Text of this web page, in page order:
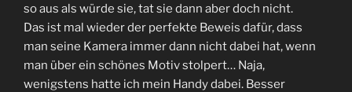
so aus als würde sie, tat sie dann aber doch nicht.
Das ist mal wieder der perfekte Beweis dafür, dass
man seine Kamera immer dann nicht dabei hat, wenn
man über ein schönes Motiv stolpert… Naja,
wenigstens hatte ich mein Handy dabei. Besser